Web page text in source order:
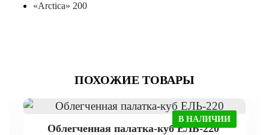
«Arctica» 200
ПОХОЖИЕ ТОВАРЫ
В НАЛИЧИИ
Облегченная палатка-куб ЕЛЬ-220